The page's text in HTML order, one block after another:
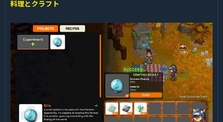
料理とクラフト